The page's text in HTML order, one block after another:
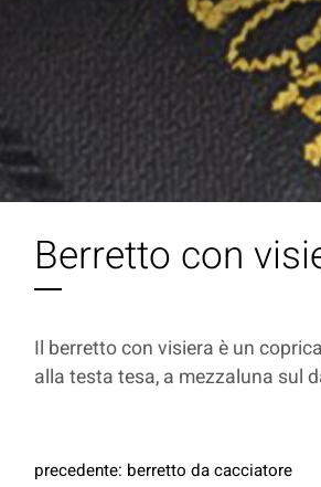
Berretto con
Il berretto con visiera è un
alla testa tesa, a mezzaluna sul
precedente: berretto da cacciatore